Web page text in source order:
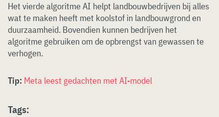
Het vierde algoritme AI helpt landbouwbedrijven bij alles
wat te maken heeft met koolstof in landbouwgrond en
duurzaamheid. Bovendien kunnen bedrijven het
algoritme gebruiken om de opbrengst van gewassen te
verhogen.
Tip: Meta leest gedachten met AI-model
Tags: